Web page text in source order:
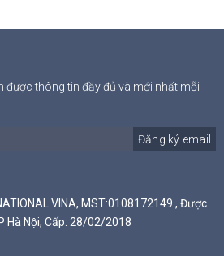
được thông tin đầy đủ và mới nhất mỗi
Đăng ký email
VINA, MST:0108172149 , Được
Hà Nội, Cấp: 28/02/2018